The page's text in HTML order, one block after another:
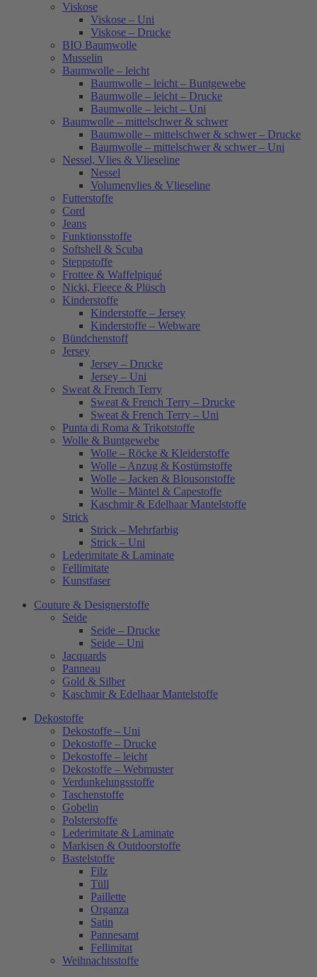
Viskose
Viskose – Uni
Viskose – Drucke
BIO Baumwolle
Musselin
Baumwolle – leicht
Baumwolle – leicht – Buntgewebe
Baumwolle – leicht – Drucke
Baumwolle – leicht – Uni
Baumwolle – mittelschwer & schwer
Baumwolle – mittelschwer & schwer – Drucke
Baumwolle – mittelschwer & schwer – Uni
Nessel, Vlies & Vlieseline
Nessel
Volumenvlies & Vlieseline
Futterstoffe
Cord
Jeans
Funktionsstoffe
Softshell & Scuba
Steppstoffe
Frottee & Waffelpiqué
Nicki, Fleece & Plüsch
Kinderstoffe
Kinderstoffe – Jersey
Kinderstoffe – Webware
Bündchenstoff
Jersey
Jersey – Drucke
Jersey – Uni
Sweat & French Terry
Sweat & French Terry – Drucke
Sweat & French Terry – Uni
Punta di Roma & Trikotstoffe
Wolle & Buntgewebe
Wolle – Röcke & Kleiderstoffe
Wolle – Anzug & Kostümstoffe
Wolle – Jacken & Blousonstoffe
Wolle – Mäntel & Capestoffe
Kaschmir & Edelhaar Mantelstoffe
Strick
Strick – Mehrfarbig
Strick – Uni
Lederimitate & Laminate
Fellimitate
Kunstfaser
Couture & Designerstoffe
Seide
Seide – Drucke
Seide – Uni
Jacquards
Panneau
Gold & Silber
Kaschmir & Edelhaar Mantelstoffe
Dekostoffe
Dekostoffe – Uni
Dekostoffe – Drucke
Dekostoffe – leicht
Dekostoffe – Webmuster
Verdunkelungsstoffe
Taschenstoffe
Gobelin
Polsterstoffe
Lederimitate & Laminate
Markisen & Outdoorstoffe
Bastelstoffe
Filz
Tüll
Paillette
Organza
Satin
Pannesamt
Fellimitat
Weihnachtsstoffe